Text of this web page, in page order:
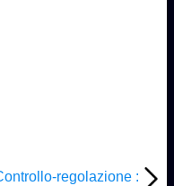
regolazione :